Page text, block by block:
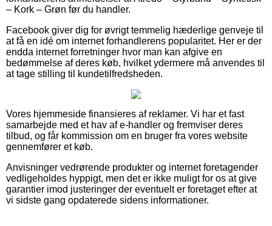
– Kork – Grøn før du handler.
Facebook giver dig for øvrigt temmelig hæderlige genveje til
at få en idé om internet forhandlerens popularitet. Her er der
endda internet forretninger hvor man kan afgive en
bedømmelse af deres køb, hvilket ydermere må anvendes til
at tage stilling til kundetilfredsheden.
Vores hjemmeside finansieres af reklamer. Vi har et fast
samarbejde med et hav af e-handler og fremviser deres
tilbud, og får kommission om en bruger fra vores website
gennemfører et køb.
Anvisninger vedrørende produkter og internet foretagender
vedligeholdes hyppigt, men det er ikke muligt for os at give
garantier imod justeringer der eventuelt er foretaget efter at
vi sidste gang opdaterede sidens informationer.